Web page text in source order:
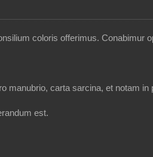
coloris offerimus. Conabimur
manubrio, carta sarcina, et notam in
est.